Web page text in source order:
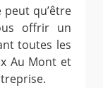
qu’être
offrir un
toutes les
Au Mont et